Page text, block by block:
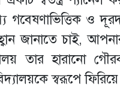
গবেষণাভিত্তিক ও
জানাতে চাই,
তার হারানো
স্বরূপে